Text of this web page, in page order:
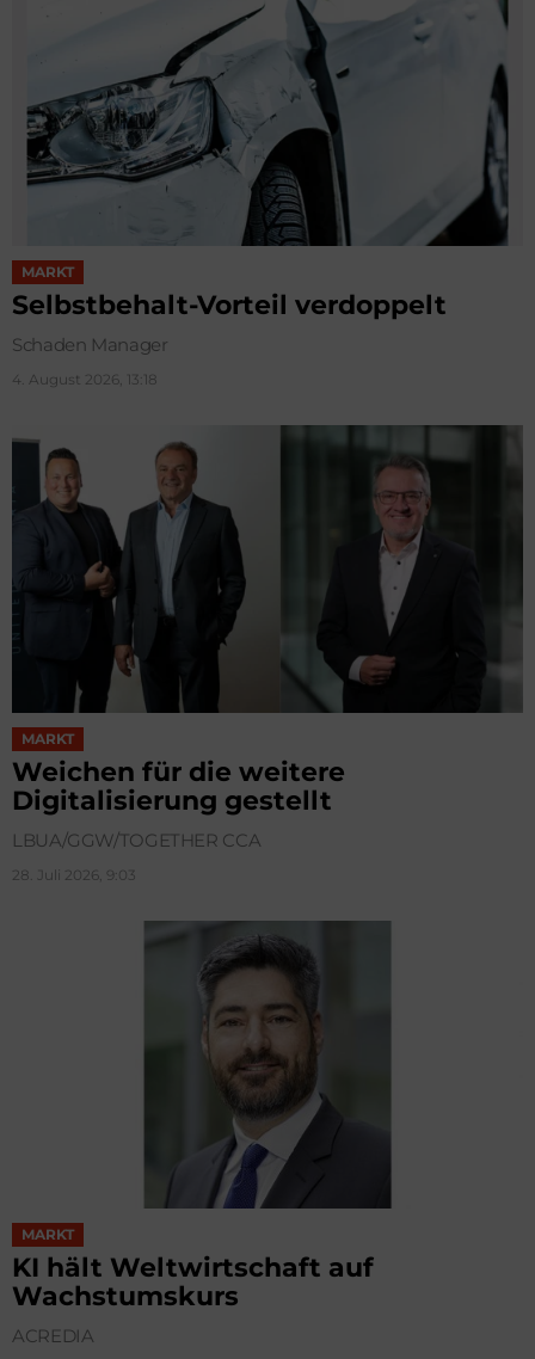
MARKT
Selbstbehalt-Vorteil verdoppelt
Schaden Manager
4. August 2026, 13:18
MARKT
Weichen für die weitere
Digitalisierung gestellt
LBUA/GGW/TOGETHER CCA
28. Juli 2026, 9:03
MARKT
KI hält Weltwirtschaft auf
Wachstumskurs
ACREDIA